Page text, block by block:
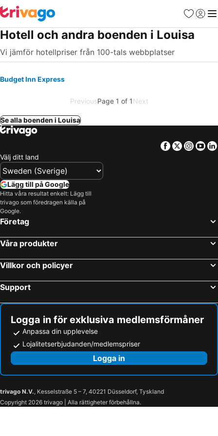
Favoriter
Logga
Hotell och andra boenden i Louisa
Vi jämför hotellpriser från 100-tals webbplatser
Budget Inn Express
PreviousPage 1 of 1Next
Se alla boenden i Louisa
Facebook
Twitter
Välj ditt land
Lägg till på Google
Hitta våra resultat enkelt: Lägg till
trivago som föredragen källa på
Google.
Företag
Våra produkter
Villkor och policyer
Support
Logga in för exklusiva medlemsförmåner
Anpassa din upplevelse
Lojalitetserbjudanden/medlemspriser
Logga in
trivago N.V., Kesselstraße 5 – 7, 40221 Düsseldorf, Tyskland
Copyright 2026 trivago | Alla rättigheter förbehållna.